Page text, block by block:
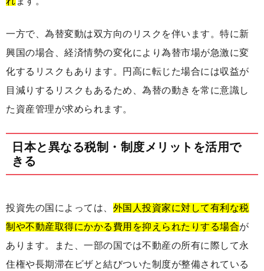
一方で、為替変動は双方向のリスクを伴います。特に新
興国の場合、経済情勢の変化により為替市場が急激に変
化するリスクもあります。円高に転じた場合には収益が
目減りするリスクもあるため、為替の動きを常に意識し
た資産管理が求められます。
日本と異なる税制・制度メリットを活用で
きる
投資先の国によっては、 外国人投資家に対して有利な税
制や不動産取得にかかる費用を抑えられたりする場合が
あります。また、一部の国では不動産の所有に際して永
住権や長期滞在ビザと結びついた制度が整備されている